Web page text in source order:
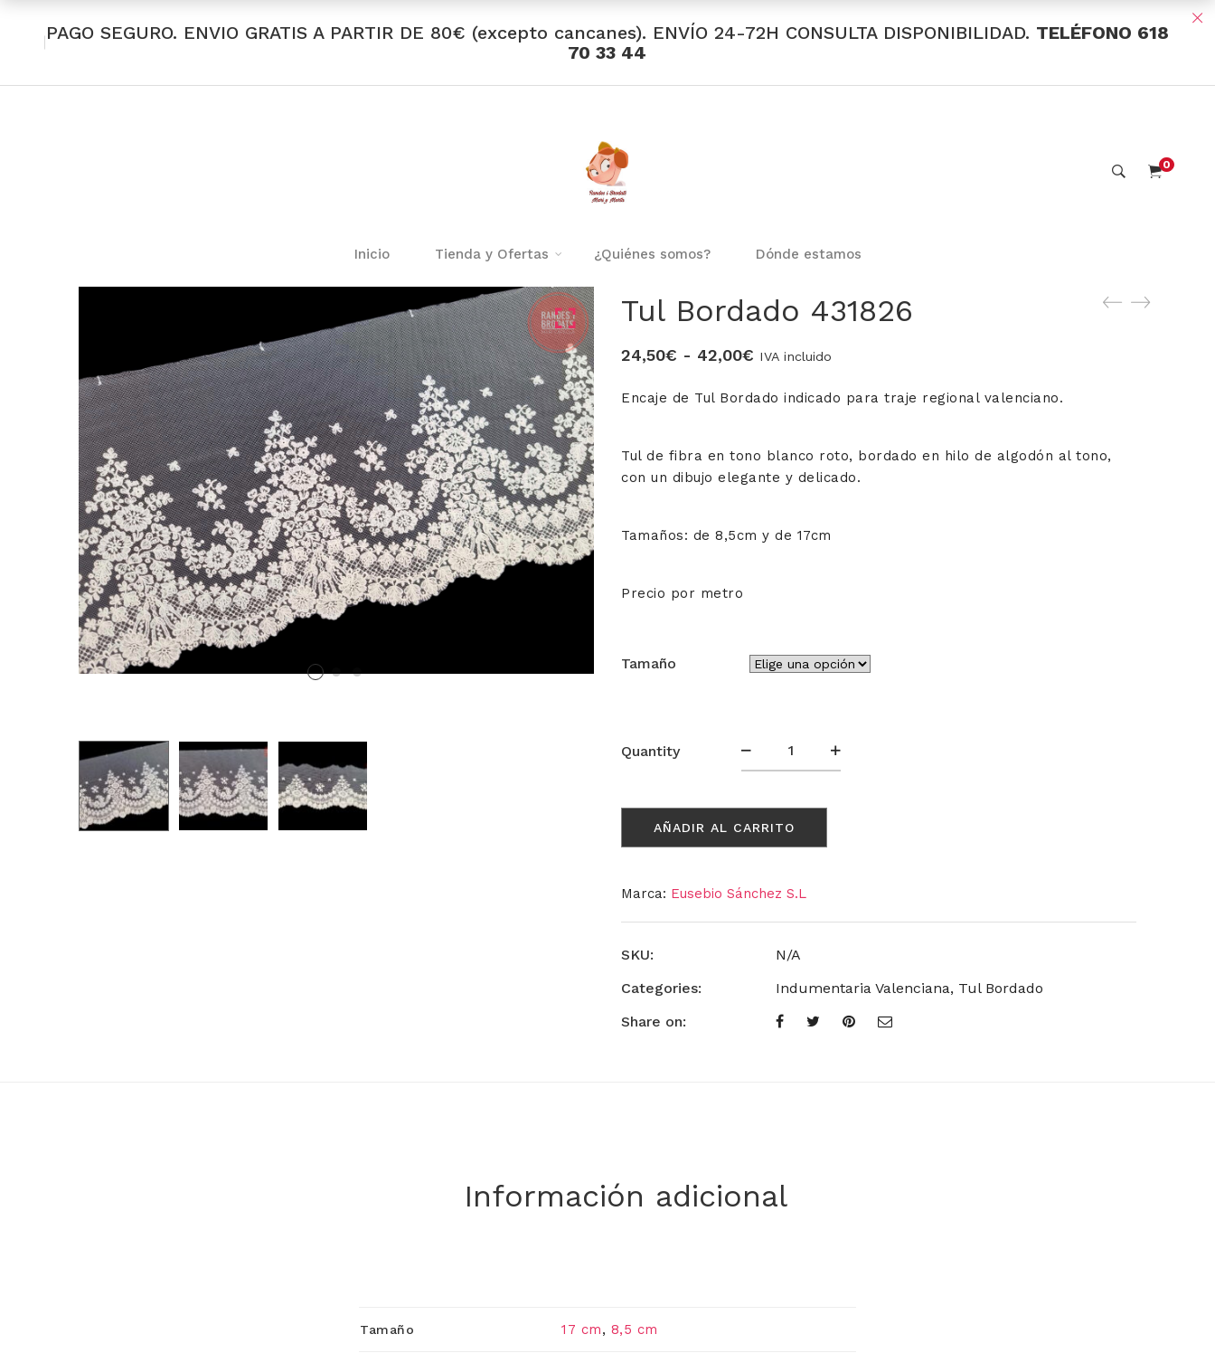
PAGO SEGURO. ENVIO GRATIS A PARTIR DE 80€ (excepto cancanes). ENVÍO 24-72H CONSULTA DISPONIBILIDAD. TELÉFONO 618
70 33 44
0
Inicio Tienda y Ofertas ¿Quiénes somos? Dónde estamos
Tul Bordado 431826
24,50€ - 42,00€ Rango
precios:
24,50€
hasta
IVA incluido
Encaje de Tul Bordado indicado para traje regional valenciano.
Tul de fibra en tono blanco roto, bordado en hilo de algodón al tono,
con un dibujo elegante y delicado.
Tamaños: de 8,5cm y de 17cm
Precio por metro
Tamaño
Quantity
Tul
Bordado
cantidad
AÑADIR AL CARRITO
Marca: Eusebio Sánchez S.L
SKU:
N/A
Categories:
Indumentaria Valenciana, Tul Bordado
Share on:
Información adicional
Tamaño 17 cm, 8,5 cm